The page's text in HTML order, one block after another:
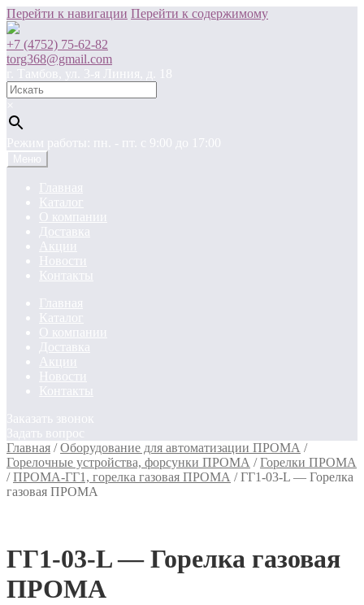
Перейти к навигации Перейти к содержимому
+7 (4752) 75-62-82
torg368@gmail.com
г. Тамбов, ул. 3-я Линия, д. 18
×
Режим работы: пн. - пт. c 9:00 до 17:00
Меню
Главная
Каталог
О компании
Доставка
Акции
Новости
Контакты
Главная
Каталог
О компании
Доставка
Акции
Новости
Контакты
Заказать звонок
Задать вопрос
Главная /Оборудование для автоматизации ПРОМА /
Горелочные устройства, форсунки ПРОМА /Горелки ПРОМА
/ПРОМА-ГГ1, горелка газовая ПРОМА /ГГ1-03-L — Горелка
газовая ПРОМА
ГГ1-03-L — Горелка газовая
ПРОМА